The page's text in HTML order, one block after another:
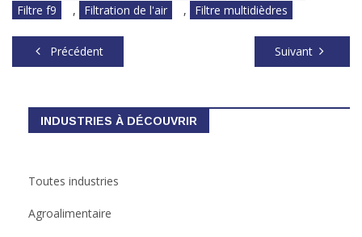
Filtre f9
, Filtration de l'air , Filtre multidièdres
Précédent Suivant
INDUSTRIES À DÉCOUVRIR
Toutes industries
Agroalimentaire